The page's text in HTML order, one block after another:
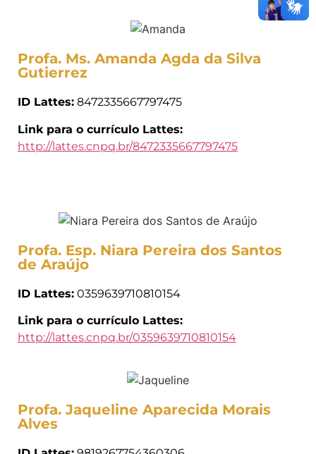
Profa. Ms. Amanda Agda da Silva
Gutierrez
ID Lattes: 8472335667797475
Link para o currículo Lattes:
http://lattes.cnpq.br/8472335667797475
Profa. Esp. Niara Pereira dos Santos
de Araújo
ID Lattes: 0359639710810154
Link para o currículo Lattes:
http://lattes.cnpq.br/0359639710810154
Profa. Jaqueline Aparecida Morais
Alves